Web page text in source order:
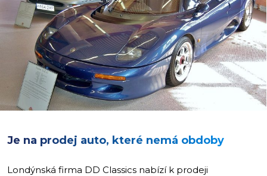
Je na prodej auto, které nemá obdoby
Londýnská firma DD Classics nabízí k prodeji